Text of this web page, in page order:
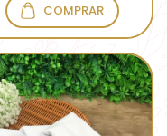
COMPRAR